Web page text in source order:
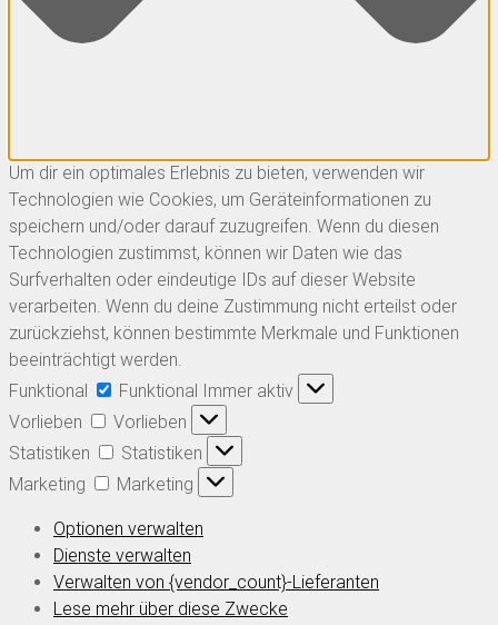
Um dir ein optimales Erlebnis zu bieten, verwenden wir
Technologien wie Cookies, um Geräteinformationen zu
speichern und/oder darauf zuzugreifen. Wenn du diesen
Technologien zustimmst, können wir Daten wie das
Surfverhalten oder eindeutige IDs auf dieser Website
verarbeiten. Wenn du deine Zustimmung nicht erteilst oder
zurückziehst, können bestimmte Merkmale und Funktionen
beeinträchtigt werden.
Funktional
Funktional
Immer aktiv
Vorlieben
Vorlieben
Statistiken
Statistiken
Marketing
Marketing
Optionen verwalten
Dienste verwalten
Verwalten von {vendor_count}-Lieferanten
Lese mehr über diese Zwecke